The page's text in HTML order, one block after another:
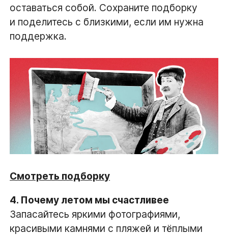
оставаться собой. Сохраните подборку
и поделитесь с близкими, если им нужна
поддержка.
Смотреть подборку
4. Почему летом мы счастливее
Запасайтесь яркими фотографиями,
красивыми камнями с пляжей и тёплыми